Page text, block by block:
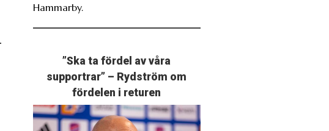
Hammarby.
”Ska ta fördel av våra
supportrar” – Rydström om
fördelen i returen